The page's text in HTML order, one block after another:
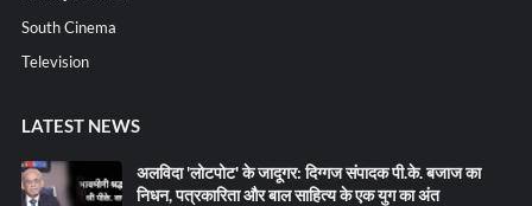
South Cinema
Television
LATEST NEWS
अलविदा 'लोटपोट' के जादूगर: दिग्गज संपादक पी.के. बजाज का
निधन, पत्रकारिता और बाल साहित्य के एक युग का अंत